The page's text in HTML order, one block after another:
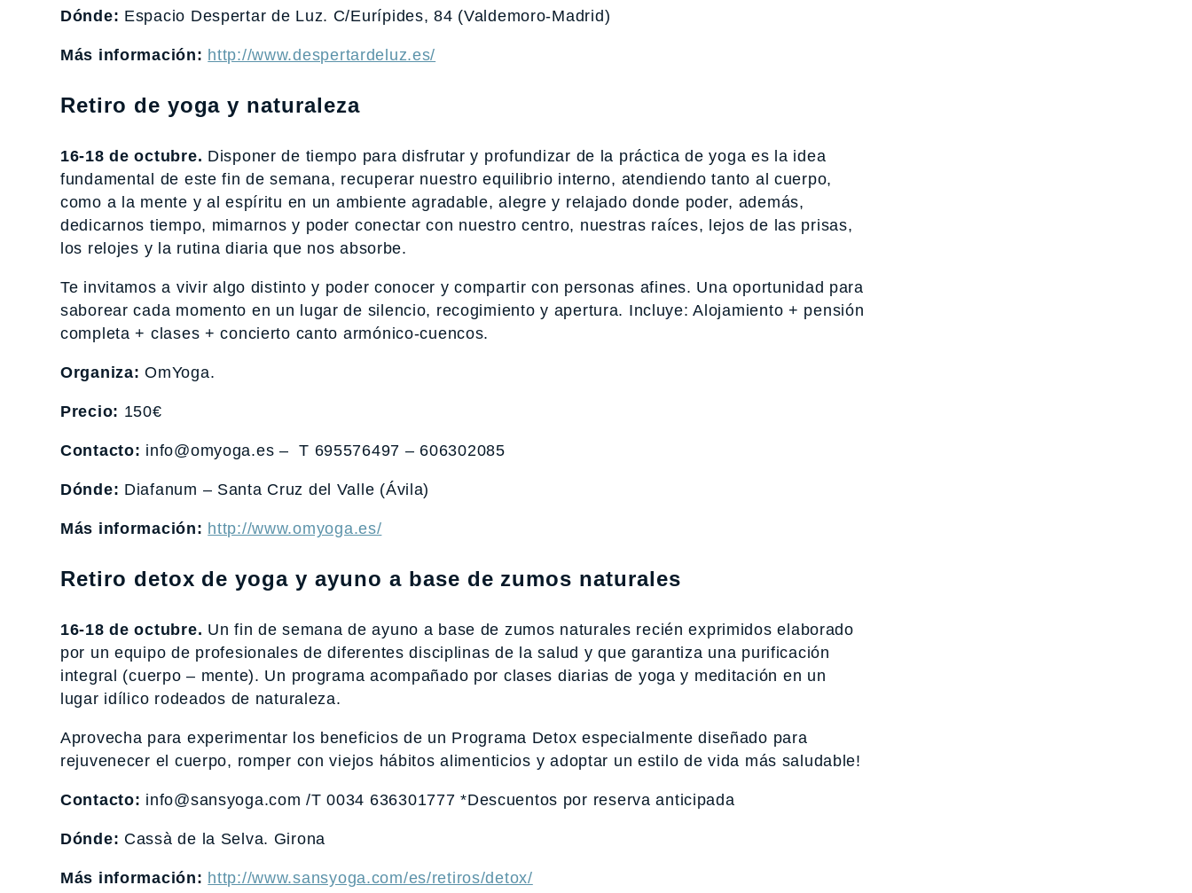
Dónde: Espacio Despertar de Luz. C/Eurípides, 84 (Valdemoro-Madrid)
Más información: http://www.despertardeluz.es/
Retiro de yoga y naturaleza
16-18 de octubre. Disponer de tiempo para disfrutar y profundizar de la práctica de yoga es la idea
fundamental de este fin de semana, recuperar nuestro equilibrio interno, atendiendo tanto al cuerpo,
como a la mente y al espíritu en un ambiente agradable, alegre y relajado donde poder, además,
dedicarnos tiempo, mimarnos y poder conectar con nuestro centro, nuestras raíces, lejos de las prisas,
los relojes y la rutina diaria que nos absorbe.
Te invitamos a vivir algo distinto y poder conocer y compartir con personas afines. Una oportunidad para
saborear cada momento en un lugar de silencio, recogimiento y apertura. Incluye: Alojamiento + pensión
completa + clases + concierto canto armónico-cuencos.
Organiza: OmYoga.
Precio: 150€
Contacto: info@omyoga.es – T 695576497 – 606302085
Dónde: Diafanum – Santa Cruz del Valle (Ávila)
Más información: http://www.omyoga.es/
Retiro detox de yoga y ayuno a base de zumos naturales
16-18 de octubre. Un fin de semana de ayuno a base de zumos naturales recién exprimidos elaborado
por un equipo de profesionales de diferentes disciplinas de la salud y que garantiza una purificación
integral (cuerpo – mente). Un programa acompañado por clases diarias de yoga y meditación en un
lugar idílico rodeados de naturaleza.
Aprovecha para experimentar los beneficios de un Programa Detox especialmente diseñado para
rejuvenecer el cuerpo, romper con viejos hábitos alimenticios y adoptar un estilo de vida más saludable!
Contacto: info@sansyoga.com /T 0034 636301777 *Descuentos por reserva anticipada
Dónde: Cassà de la Selva. Girona
Más información: http://www.sansyoga.com/es/retiros/detox/